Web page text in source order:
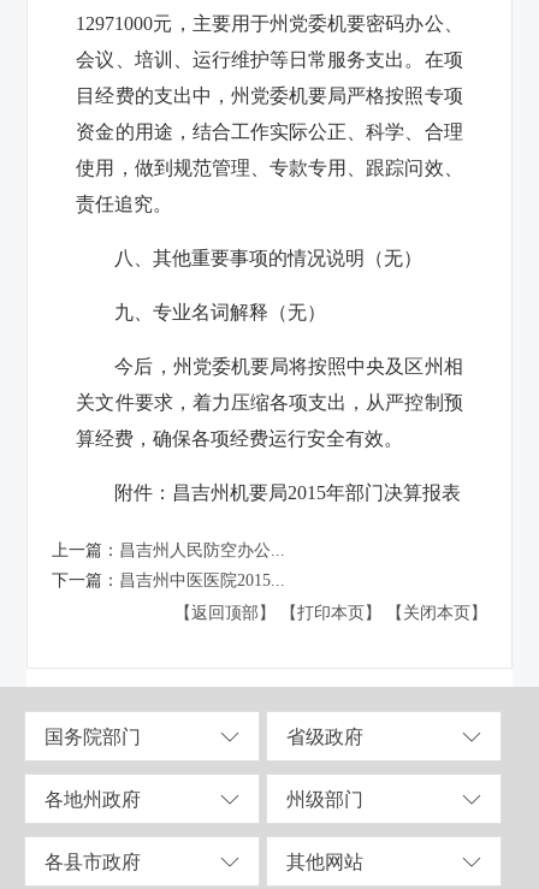
12971000元，主要用于州党委机要密码办公、
会议、培训、运行维护等日常服务支出。在项
目经费的支出中，州党委机要局严格按照专项
资金的用途，结合工作实际公正、科学、合理
使用，做到规范管理、专款专用、跟踪问效、
责任追究。
八、其他重要事项的情况说明（无）
九、专业名词解释（无）
今后，州党委机要局将按照中央及区州相
关文件要求，着力压缩各项支出，从严控制预
算经费，确保各项经费运行安全有效。
附件： 昌吉州机要局2015年部门决算报表
上一篇： 昌吉州人民防空办公...
下一篇： 昌吉州中医医院2015...
【返回顶部】
【打印本页】 【关闭本页】
国务院部门 省级政府
各地州政府 州级部门
各县市政府 其他网站